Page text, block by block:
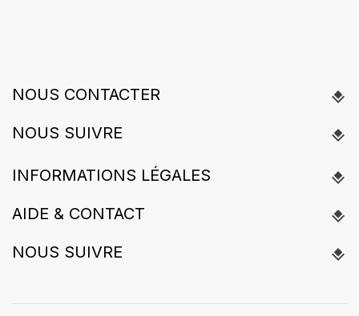
NOUS CONTACTER
NOUS SUIVRE
INFORMATIONS LÉGALES
AIDE & CONTACT
NOUS SUIVRE